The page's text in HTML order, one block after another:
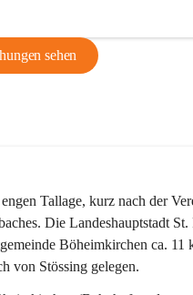
sehen
Tallage, kurz nach der
Die Landeshauptstadt
Böheimkirchen ca.
von Stössing gelegen.